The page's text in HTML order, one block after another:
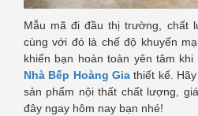
Mẫu mã đi đầu thị trường, chất
cùng với đó là chế độ khuyến
khiến bạn hoàn toàn yên tâm
Nhà Bếp Hoàng Gia thiết kế.
sản phẩm nội thất chất lượng,
đây ngay hôm nay bạn nhé!